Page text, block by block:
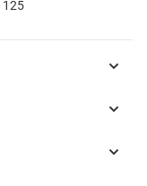
125